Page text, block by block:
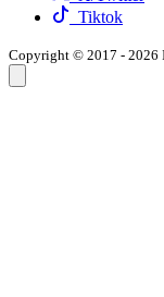
Tiktok
Copyright © 2017 - 2026